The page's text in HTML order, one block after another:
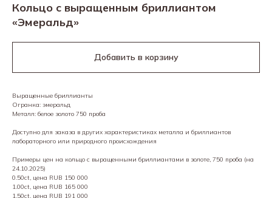
Кольцо с выращенным бриллиантом
«Эмеральд»
Добавить в корзину
Выращенные бриллианты
Огранка: эмеральд
Металл: белое золото 750 проба
Доступно для заказа в других характеристиках металла и бриллиантов
лабораторного или природного происхождения
Примеры цен на кольцо с выращенными бриллиантами в золоте, 750 проба (на
24.10.2025)
0.50ct, цена RUB 150 000
1.00ct, цена RUB 165 000
1.50ct, цена RUB 191 000